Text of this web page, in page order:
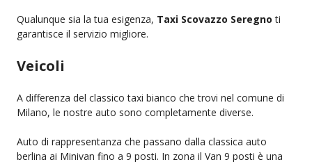
Qualunque sia la tua esigenza, Taxi Scovazzo Seregno ti
garantisce il servizio migliore.
Veicoli
A differenza del classico taxi bianco che trovi nel comune di
Milano, le nostre auto sono completamente diverse.
Auto di rappresentanza che passano dalla classica auto
berlina ai Minivan fino a 9 posti. In zona il Van 9 posti è una